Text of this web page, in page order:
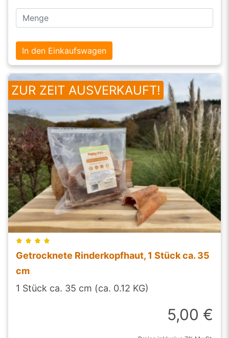
In den Einkaufswagen
ZUR ZEIT AUSVERKAUFT!
Getrocknete Rinderkopfhaut, 1 Stück ca. 35
cm
1 Stück ca. 35 cm (ca. 0.12 KG)
5,00 €